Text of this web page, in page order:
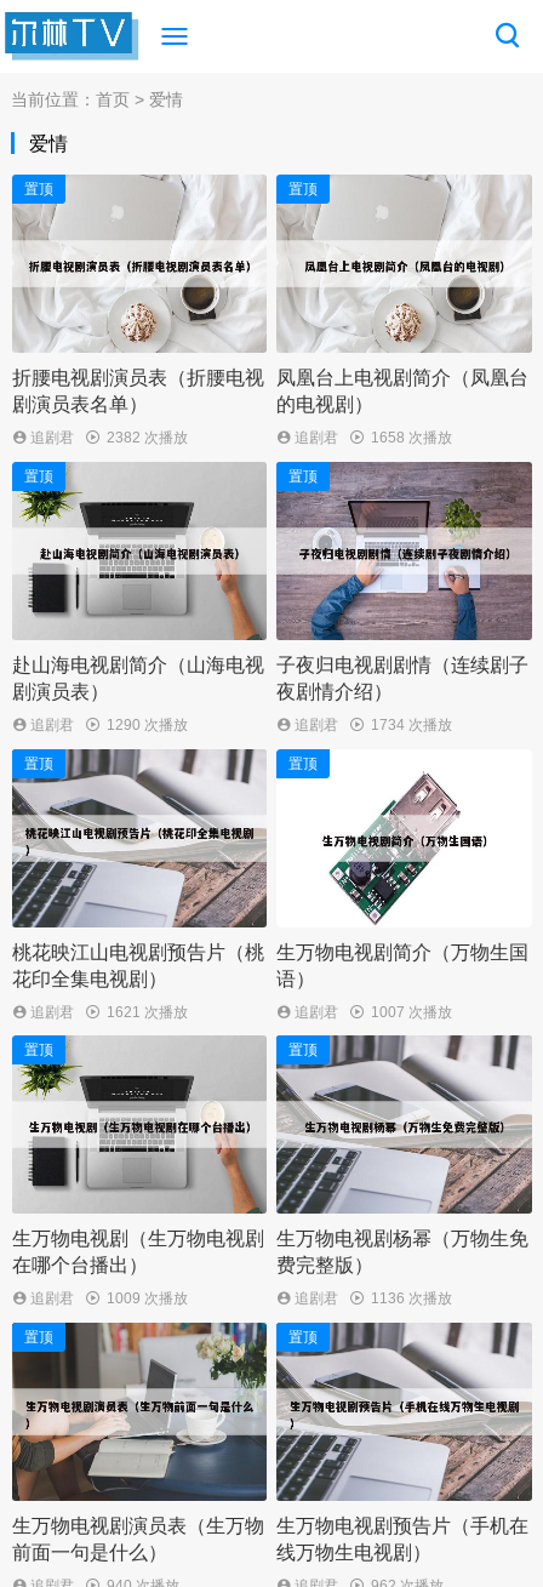
当前位置：首页 > 爱情
爱情
置顶
折腰电视剧演员表（折腰电视
剧演员表名单）
追剧君 2382 次播放
置顶
凤凰台上电视剧简介（凤凰台
的电视剧）
追剧君 1658 次播放
置顶
赴山海电视剧简介（山海电视
剧演员表）
追剧君 1290 次播放
置顶
子夜归电视剧剧情（连续剧子
夜剧情介绍）
追剧君 1734 次播放
置顶
桃花映江山电视剧预告片（桃
花印全集电视剧）
追剧君 1621 次播放
置顶
生万物电视剧简介（万物生国
语）
追剧君 1007 次播放
置顶
生万物电视剧（生万物电视剧
在哪个台播出）
追剧君 1009 次播放
置顶
生万物电视剧杨幂（万物生免
费完整版）
追剧君 1136 次播放
置顶
生万物电视剧演员表（生万物
前面一句是什么）
置顶
生万物电视剧预告片（手机在
线万物生电视剧）